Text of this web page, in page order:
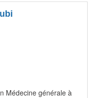
Médecine générale à